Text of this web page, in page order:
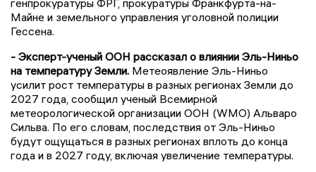
Майне и земельного управления уголовной полиции
Гессена.
- Эксперт-ученый ООН рассказал о влиянии Эль-Ниньо
на температуру Земли. Метеоявление Эль-Ниньо
усилит рост температуры в разных регионах Земли до
2027 года, сообщил ученый Всемирной
метеорологической организации ООН (WMO) Альваро
Сильва. По его словам, последствия от Эль-Ниньо
будут ощущаться в разных регионах вплоть до конца
года и в 2027 году, включая увеличение температуры.